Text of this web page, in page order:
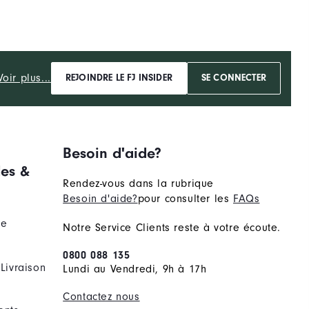
plus... REJOINDRE LE FJ INSIDER SE CONNECTER
&
Besoin d'aide?
Rendez-vous dans la rubrique
Besoin d'aide?pour consulter les FAQs
Notre Service Clients reste à votre écoute.
0800 088 135
Lundi au Vendredi, 9h à 17h
Contactez nous